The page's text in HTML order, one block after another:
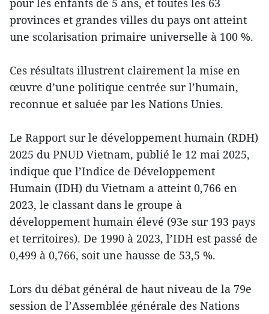
provinces et grandes villes du pays ont atteint
une scolarisation primaire universelle à 100 %.
Ces résultats illustrent clairement la mise en
œuvre d’une politique centrée sur l’humain,
reconnue et saluée par les Nations Unies.
Le Rapport sur le développement humain (RDH)
2025 du PNUD Vietnam, publié le 12 mai 2025,
indique que l’Indice de Développement
Humain (IDH) du Vietnam a atteint 0,766 en
2023, le classant dans le groupe à
développement humain élevé (93e sur 193 pays
et territoires). De 1990 à 2023, l’IDH est passé de
0,499 à 0,766, soit une hausse de 53,5 %.
Lors du débat général de haut niveau de la 79e
session de l’Assemblée générale des Nations